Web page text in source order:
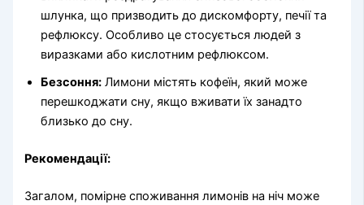
шлунка, що призводить до дискомфорту, печії та
рефлюксу. Особливо це стосується людей з
виразками або кислотним рефлюксом.
Безсоння: Лимони містять кофеїн, який може
перешкоджати сну, якщо вживати їх занадто
близько до сну.
Рекомендації:
Загалом, помірне споживання лимонів на ніч може